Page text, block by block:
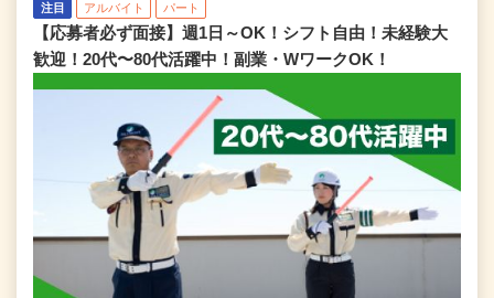
注目 アルバイト パート
【応募者必ず面接】週1日～OK！シフト自由！未経験大
歓迎！20代〜80代活躍中！副業・WワークOK！